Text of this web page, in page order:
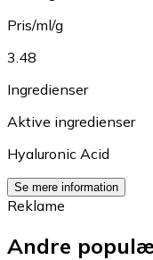
Pris/ml/g
3.48
Ingredienser
Aktive ingredienser
Hyaluronic Acid
Se mere information
Reklame
Andre